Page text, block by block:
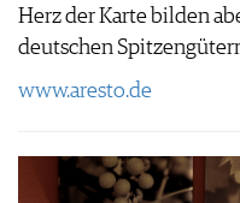
Herz der Karte bilden
deutschen
www.aresto.de